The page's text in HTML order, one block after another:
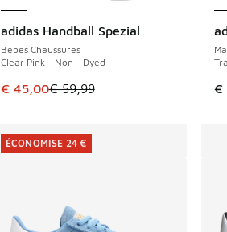
adidas Handball Spezial
Bebes Chaussures
Clear Pink - Non - Dyed
Cet article est en promotion. Prix en
€ 45,00€ 59,99
ÉCONOMISE 14 €
€
ÉCONOMISE 24 €